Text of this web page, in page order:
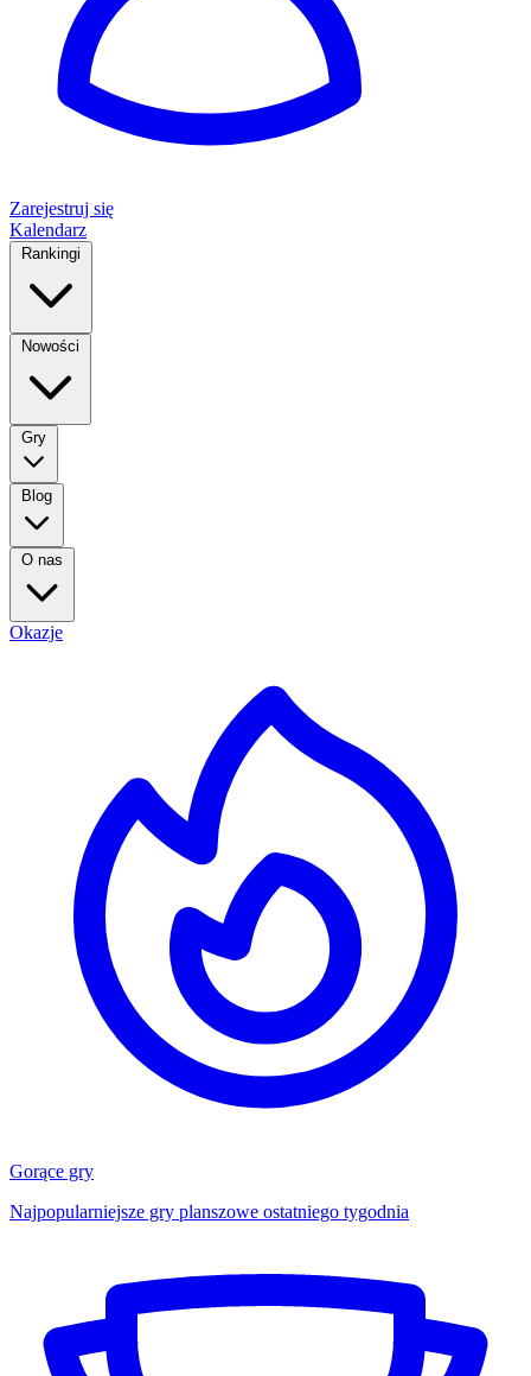
Zarejestruj się
Kalendarz
Rankingi
Nowości
Gry
Blog
O nas
Okazje
Gorące gry
Najpopularniejsze gry planszowe ostatniego tygodnia